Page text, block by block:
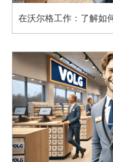
在沃尔格工作：了解如